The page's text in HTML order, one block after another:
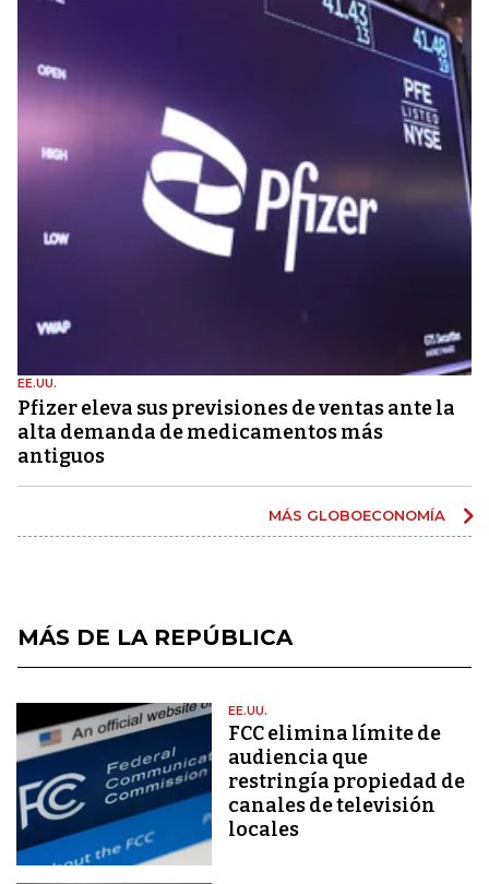
EE.UU.
Pfizer eleva sus previsiones de ventas ante la
alta demanda de medicamentos más
antiguos
MÁS GLOBOECONOMÍA
MÁS DE LA REPÚBLICA
EE.UU.
FCC elimina límite de
audiencia que
restringía propiedad de
canales de televisión
locales